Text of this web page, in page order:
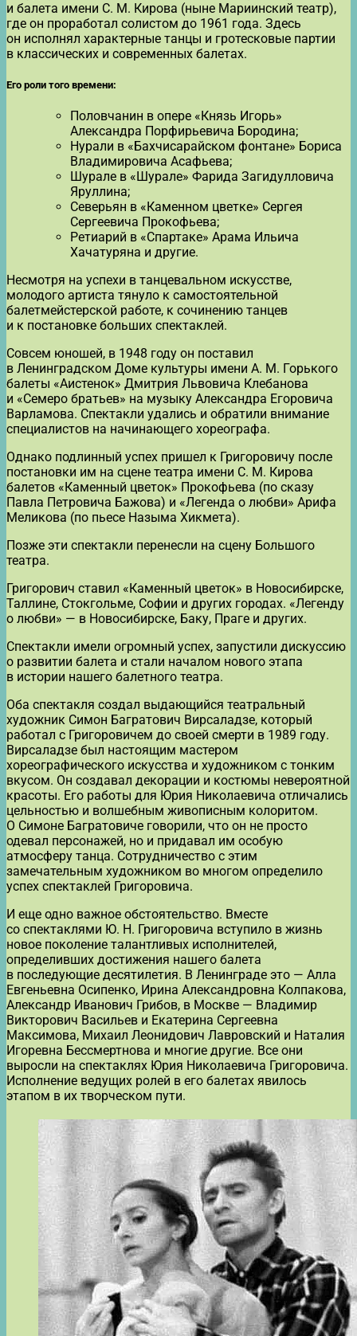
и балета имени С. М. Кирова (ныне Мариинский театр),
где он проработал солистом до 1961 года. Здесь
он исполнял характерные танцы и гротесковые партии
в классических и современных балетах.
Его роли того времени:
Половчанин в опере «Князь Игорь»
Александра Порфирьевича Бородина;
Нурали в «Бахчисарайском фонтане» Бориса
Владимировича Асафьева;
Шурале в «Шурале» Фарида Загидулловича
Яруллина;
Северьян в «Каменном цветке» Сергея
Сергеевича Прокофьева;
Ретиарий в «Спартаке» Арама Ильича
Хачатуряна и другие.
Несмотря на успехи в танцевальном искусстве,
молодого артиста тянуло к самостоятельной
балетмейстерской работе, к сочинению танцев
и к постановке больших спектаклей.
Совсем юношей, в 1948 году он поставил
в Ленинградском Доме культуры имени А. М. Горького
балеты «Аистенок» Дмитрия Львовича Клебанова
и «Семеро братьев» на музыку Александра Егоровича
Варламова. Спектакли удались и обратили внимание
специалистов на начинающего хореографа.
Однако подлинный успех пришел к Григоровичу после
постановки им на сцене театра имени С. М. Кирова
балетов «Каменный цветок» Прокофьева (по сказу
Павла Петровича Бажова) и «Легенда о любви» Арифа
Меликова (по пьесе Назыма Хикмета).
Позже эти спектакли перенесли на сцену Большого
театра.
Григорович ставил «Каменный цветок» в Новосибирске,
Таллине, Стокгольме, Софии и других городах. «Легенду
о любви» — в Новосибирске, Баку, Праге и других.
Спектакли имели огромный успех, запустили дискуссию
о развитии балета и стали началом нового этапа
в истории нашего балетного театра.
Оба спектакля создал выдающийся театральный
художник Симон Багратович Вирсаладзе, который
работал с Григоровичем до своей смерти в 1989 году.
Вирсаладзе был настоящим мастером
хореографического искусства и художником с тонким
вкусом. Он создавал декорации и костюмы невероятной
красоты. Его работы для Юрия Николаевича отличались
цельностью и волшебным живописным колоритом.
О Симоне Багратовиче говорили, что он не просто
одевал персонажей, но и придавал им особую
атмосферу танца. Сотрудничество с этим
замечательным художником во многом определило
успех спектаклей Григоровича.
И еще одно важное обстоятельство. Вместе
со спектаклями Ю. Н. Григоровича вступило в жизнь
новое поколение талантливых исполнителей,
определивших достижения нашего балета
в последующие десятилетия. В Ленинграде это — Алла
Евгеньевна Осипенко, Ирина Александровна Колпакова,
Александр Иванович Грибов, в Москве — Владимир
Викторович Васильев и Екатерина Сергеевна
Максимова, Михаил Леонидович Лавровский и Наталия
Игоревна Бессмертнова и многие другие. Все они
выросли на спектаклях Юрия Николаевича Григоровича.
Исполнение ведущих ролей в его балетах явилось
этапом в их творческом пути.